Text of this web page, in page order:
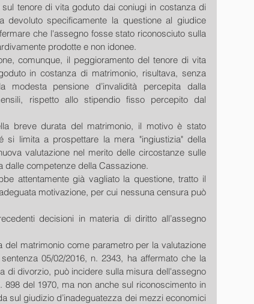
tenore di vita goduto dai coniugi in costanza di
devoluto specificamente la questione al giudice
che l'assegno fosse stato riconosciuto sulla
prodotte e non idonee.
comunque, il peggioramento del tenore di vita
in costanza di matrimonio, risultava, senza
modesta pensione d’invalidità percepita dalla
rispetto allo stipendio fisso percepito dal
breve durata del matrimonio, il motivo è stato
si limita a prospettare la mera "ingiustizia" della
valutazione nel merito delle circostanze sulle
dalle competenze della Cassazione.
attentamente già vagliato la questione, tratto il
motivazione, per cui nessuna censura può
decisioni in materia di diritto all’assegno
del matrimonio come parametro per la valutazione
05/02/2016, n. 2343, ha affermato che la
di divorzio, può incidere sulla misura dell'assegno
del 1970, ma non anche sul riconoscimento in
sul giudizio d’inadeguatezza dei mezzi economici